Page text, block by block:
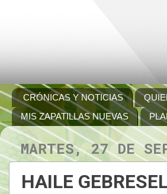
CRÓNICAS Y NOTICIAS
MIS ZAPATILLAS NUEVAS
MARTES, 27 DE
HAILE